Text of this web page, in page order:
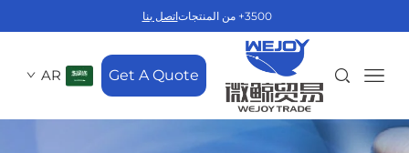
3500+ من المنتجات اتصل بنا
Get A Quote
AR